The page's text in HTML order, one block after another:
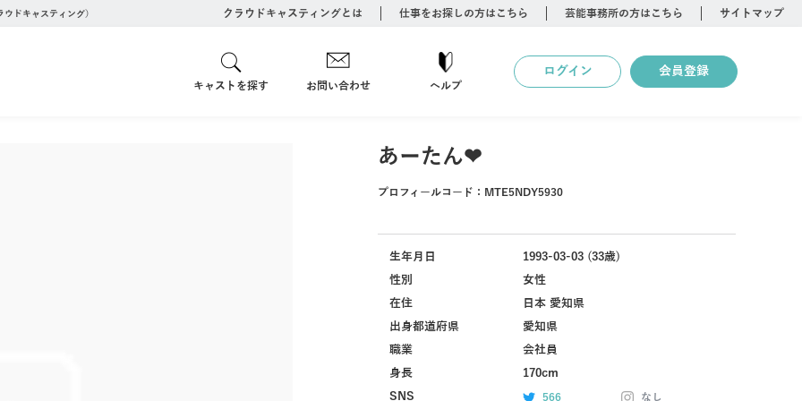
ドキャスティング） クラウドキャスティングとは 仕事をお探しの方はこちら 芸能事務所の方はこちら サイトマップ
キャストを探す お問い合わせ ヘルプ
ログイン 会員登録
あーたん❤
プロフィールコード： MTE5NDY5930
生年月日
1993-03-03 (33歳)
性別
女性
在住
日本 愛知県
出身都道府県
愛知県
職業
会社員
身長
170cm
SNS
566 なし